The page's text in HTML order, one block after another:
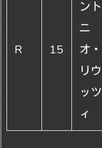
R 15
ント
ニ
オ・
リウ
ッツ
ィ